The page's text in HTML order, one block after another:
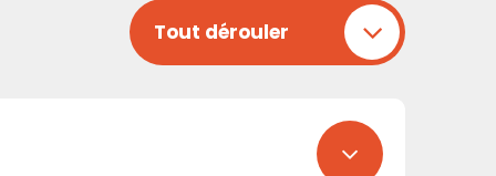
Tout dérouler